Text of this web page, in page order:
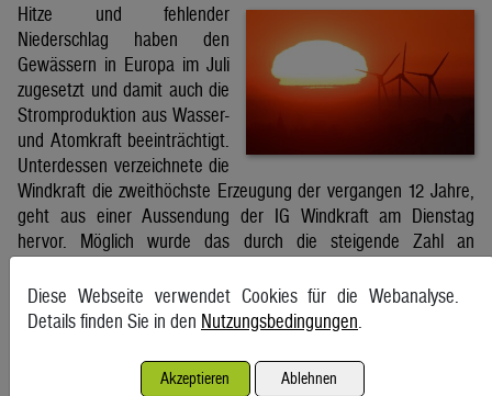
Hitze und fehlender
Niederschlag haben den
Gewässern in Europa im Juli
zugesetzt und damit auch die
Stromproduktion aus Wasser-
und Atomkraft beeinträchtigt.
Unterdessen verzeichnete die
Windkraft die zweithöchste Erzeugung der vergangen 12 Jahre,
geht aus einer Aussendung der IG Windkraft am Dienstag
hervor. Möglich wurde das durch die steigende Zahl an
APA
Brent-Ölpreis steigt auf 86,22 US-Dollar
4. August 2026, Wien
Diese Webseite verwendet Cookies für die Webanalyse.
Details finden Sie in den Nutzungsbedingungen.
Akzeptieren Ablehnen